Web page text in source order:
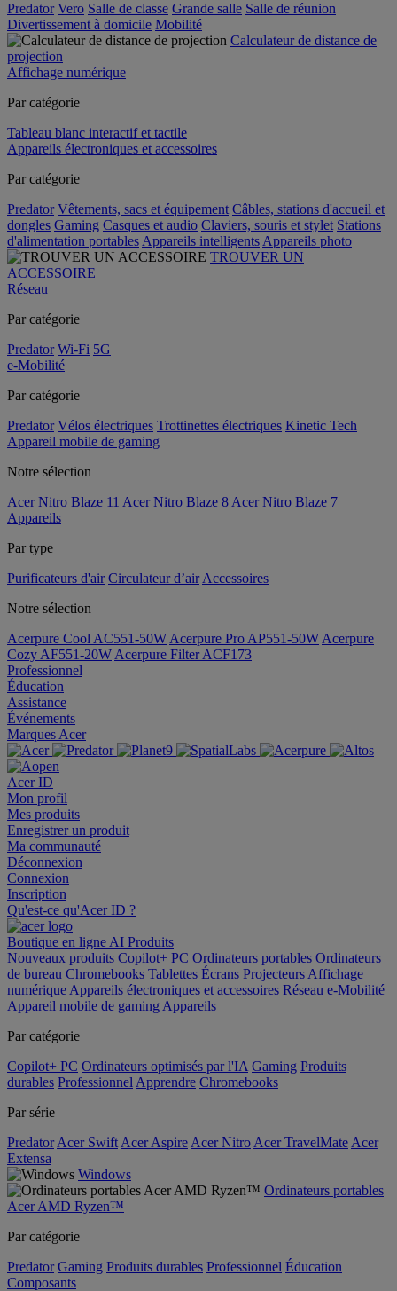
Predator Vero Salle de classe Grande salle Salle de réunion
Divertissement à domicile Mobilité
Calculateur de distance de
projection
Affichage numérique
Par catégorie
Tableau blanc interactif et tactile
Appareils électroniques et accessoires
Par catégorie
Predator Vêtements, sacs et équipement Câbles, stations d'accueil et
dongles Gaming Casques et audio Claviers, souris et stylet Stations
d'alimentation portables Appareils intelligents Appareils photo
TROUVER UN
ACCESSOIRE
Réseau
Par catégorie
Predator Wi-Fi 5G
e-Mobilité
Par catégorie
Predator Vélos électriques Trottinettes électriques Kinetic Tech
Appareil mobile de gaming
Notre sélection
Acer Nitro Blaze 11 Acer Nitro Blaze 8 Acer Nitro Blaze 7
Appareils
Par type
Purificateurs d'air Circulateur d’air Accessoires
Notre sélection
Acerpure Cool AC551-50W Acerpure Pro AP551-50W Acerpure
Cozy AF551-20W Acerpure Filter ACF173
Professionnel
Éducation
Assistance
Événements
Marques Acer
Acer ID
Mon profil
Mes produits
Enregistrer un produit
Ma communauté
Déconnexion
Connexion
Inscription
Qu'est-ce qu'Acer ID ?
Boutique en ligne AI Produits
Nouveaux produits Copilot+ PC Ordinateurs portables Ordinateurs
de bureau Chromebooks Tablettes Écrans Projecteurs Affichage
numérique Appareils électroniques et accessoires Réseau e-Mobilité
Appareil mobile de gaming Appareils
Par catégorie
Copilot+ PC Ordinateurs optimisés par l'IA Gaming Produits
durables Professionnel Apprendre Chromebooks
Par série
Predator Acer Swift Acer Aspire Acer Nitro Acer TravelMate Acer
Extensa
Windows
Ordinateurs portables
Acer AMD Ryzen™
Par catégorie
Predator Gaming Produits durables Professionnel Éducation
Composants